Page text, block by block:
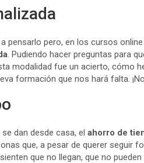
pensarlo pero, en los cursos
. Pudiendo hacer preguntas para
modalidad fue un acierto, cómo
formación que nos hará falta.
dan desde casa, el ahorro de
que, a pesar de querer seguir
que no llegan, que no